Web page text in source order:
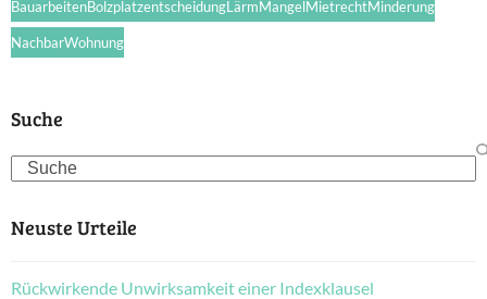
BauarbeitenBolzplatzentscheidungLärmMangelMietrechtMinderung
NachbarWohnung
Suche
Search
Neuste Urteile
Rückwirkende Unwirksamkeit einer Indexklausel